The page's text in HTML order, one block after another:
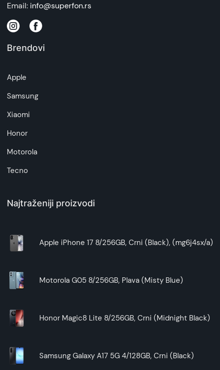
Email: info@superfon.rs
Brendovi
Apple
Samsung
Xiaomi
Honor
Motorola
Tecno
Najtraženiji proizvodi
Apple iPhone 17 8/256GB, Crni (Black), (mg6j4sx/a)
Motorola G05 8/256GB, Plava (Misty Blue)
Honor Magic8 Lite 8/256GB, Crni (Midnight Black)
Samsung Galaxy A17 5G 4/128GB, Crni (Black)